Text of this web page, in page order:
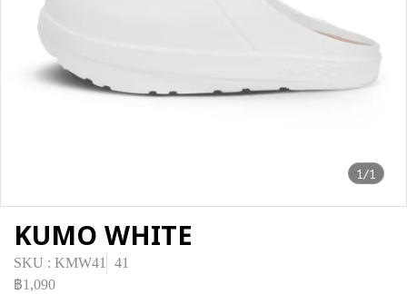
1/1
KUMO WHITE
SKU : KMW41
41
฿1,090